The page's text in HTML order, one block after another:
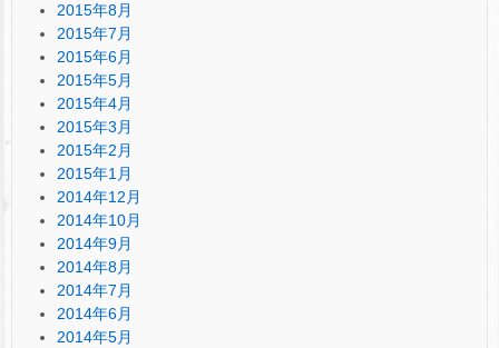
2015年8月
2015年7月
2015年6月
2015年5月
2015年4月
2015年3月
2015年2月
2015年1月
2014年12月
2014年10月
2014年9月
2014年8月
2014年7月
2014年6月
2014年5月